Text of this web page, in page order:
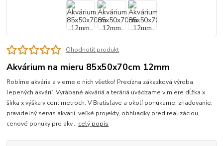
Ohodnotiť produkt
Akvárium na mieru 85x50x70cm 12mm
Robíme akvária a vieme o nich všetko! Precízna zákazková výroba
lepených akvárií. Vyrábané akváriá a teráriá uvádzame v miere dĺžka x
šírka x výška v centimetroch. V Bratislave a okolí ponúkame: zriaďovanie,
pravidelný servis akvarií, veľké projekty, obhliadky pred realizáciou,
cenové ponuky pre akv... celý popis